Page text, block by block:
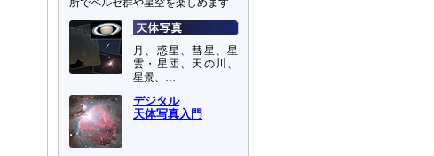
所でペルセ群や星空を楽しめます
月、惑星、彗星、星
雲・星団、天の川、
星景、…
デジタル
天体写真入門